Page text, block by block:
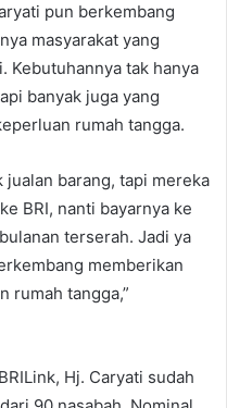
pun berkembang
masyarakat yang
Kebutuhannya tak hanya
banyak juga yang
rumah tangga.
jualan barang, tapi mereka
BRI, nanti bayarnya ke
terserah. Jadi ya
memberikan
rumah tangga,”
Hj. Caryati sudah